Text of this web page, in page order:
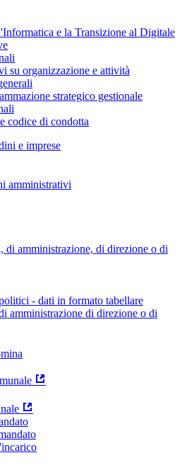
e la Transizione al Digitale
su organizzazione e attività
strategico gestionale
codice di condotta
e imprese
amministrativi
amministrazione, di direzione o di
- dati in formato tabellare
amministrazione di direzione o di